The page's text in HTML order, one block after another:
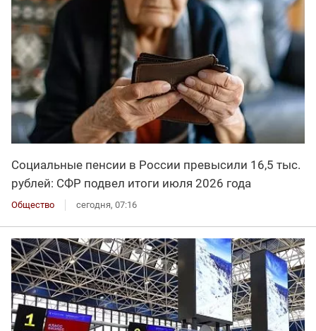
Социальные пенсии в России превысили 16,5 тыс.
рублей: СФР подвел итоги июля 2026 года
Общество сегодня, 07:16